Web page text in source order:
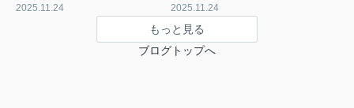
2025.11.24 2025.11.24
もっと見る
ブログトップへ